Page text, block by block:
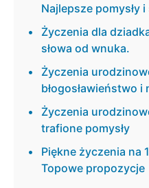
Najlepsze pomysły i
Życzenia dla
słowa od wnuka.
Życzenia
błogosławieństwo
Życzenia
trafione pomysły
Piękne życzenia na
Topowe propozycje